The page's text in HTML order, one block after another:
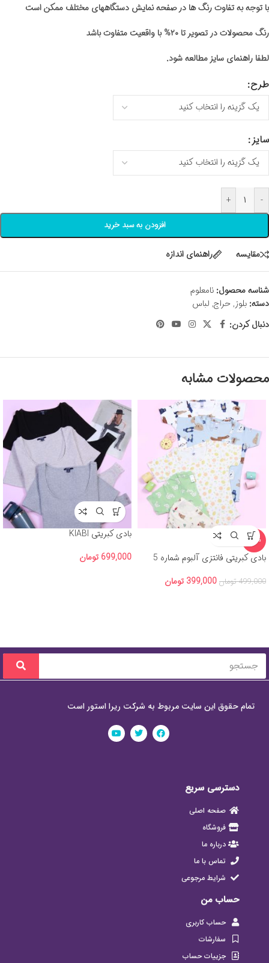
با توجه به تفاوت رنگ ها در صفحه نمایش دستگاههای مختلف ممکن است
رنگ محصولات در تصویر تا ۲۰% با واقعیت متفاوت باشد
لطفا راهنمای سایز مطالعه شود.
طرح
سایز
-
+
افزودن به سبد خرید
مقايسه راهنمای اندازه
شناسه محصول: نامعلوم
دسته: بلوز,حراج, لباس
دنبال کردن:
محصولات مشابه
-20%
بادی کبریتی فانتزی آلبوم شماره 5
499,000 تومان 399,000 تومان
بادی کبریتی KIABI
699,000 تومان
تمام حقوق این سایت مربوط به شرکت ریرا استور است
دسترسی سریع
صفحه اصلی
فروشگاه
درباره ما
تماس با ما
شرایط مرجوعی
حساب من
حساب کاربری
سفارشات
جزییات حساب